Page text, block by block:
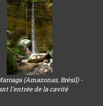
(Amazonas, Brésil) -
l'entrée de la cavité